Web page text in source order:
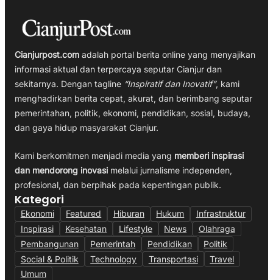
Cianjurpost.com adalah portal berita online yang menyajikan
informasi aktual dan terpercaya seputar Cianjur dan
sekitarnya. Dengan tagline “Inspiratif dan Inovatif”, kami
menghadirkan berita cepat, akurat, dan berimbang seputar
pemerintahan, politik, ekonomi, pendidikan, sosial, budaya,
dan gaya hidup masyarakat Cianjur.
Kami berkomitmen menjadi media yang memberi inspirasi
dan mendorong inovasi melalui jurnalisme independen,
profesional, dan berpihak pada kepentingan publik.
Kategori
Ekonomi Featured Hiburan Hukum
Infrastruktur
Inspirasi
Kesehatan Lifestyle News
Olahraga
Pembangunan
Pemerintah Pendidikan
Politik
Social & Politik
Technology Transportasi
Travel
Umum